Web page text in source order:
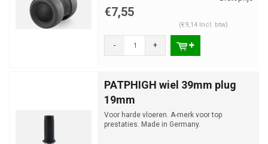
€7,55
(€9,14 Incl. btw)
- +
PATPHIGH wiel 39mm plug
19mm
Voor harde vloeren. A-merk voor top
prestaties. Made in Germany.